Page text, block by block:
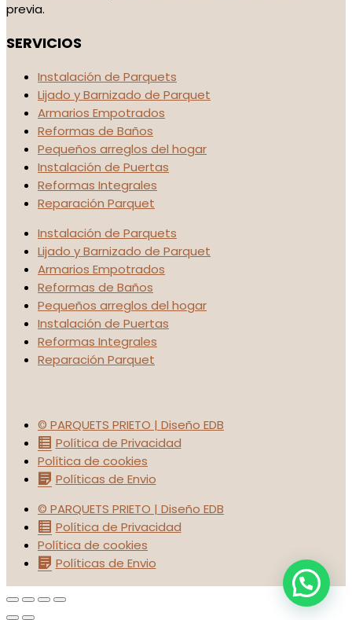
previa.
SERVICIOS
Instalación de Parquets
Lijado y Barnizado de Parquet
Armarios Empotrados
Reformas de Baños
Pequeños arreglos del hogar
Instalación de Puertas
Reformas Integrales
Reparación Parquet
Instalación de Parquets
Lijado y Barnizado de Parquet
Armarios Empotrados
Reformas de Baños
Pequeños arreglos del hogar
Instalación de Puertas
Reformas Integrales
Reparación Parquet
© PARQUETS PRIETO | Diseño EDB
Política de Privacidad
Política de cookies
Políticas de Envio
© PARQUETS PRIETO | Diseño EDB
Política de Privacidad
Política de cookies
Políticas de Envio